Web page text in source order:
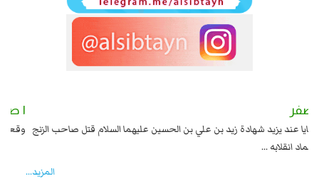
٢ صفر
السبايا عند يزيد شهادة زيد بن علي بن الحسين عليهما السلام قتل صاحب الزنج
واخماد انقلابه ...
المزید...